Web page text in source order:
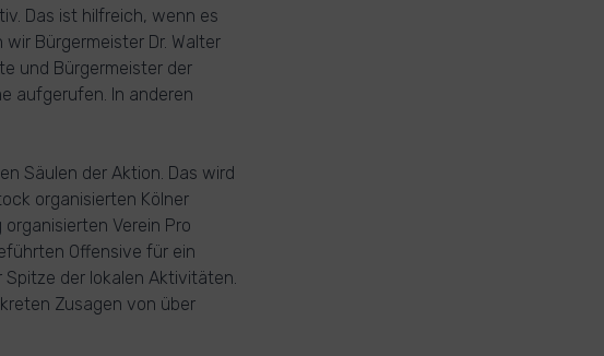
Das ist hilfreich, wenn es
Bürgermeister Dr. Walter
und Bürgermeister der
aufgerufen. In anderen
Säulen der Aktion. Das wird
organisierten Kölner
organisierten Verein Pro
Offensive für ein
Spitze der lokalen Aktivitäten.
Zusagen von über